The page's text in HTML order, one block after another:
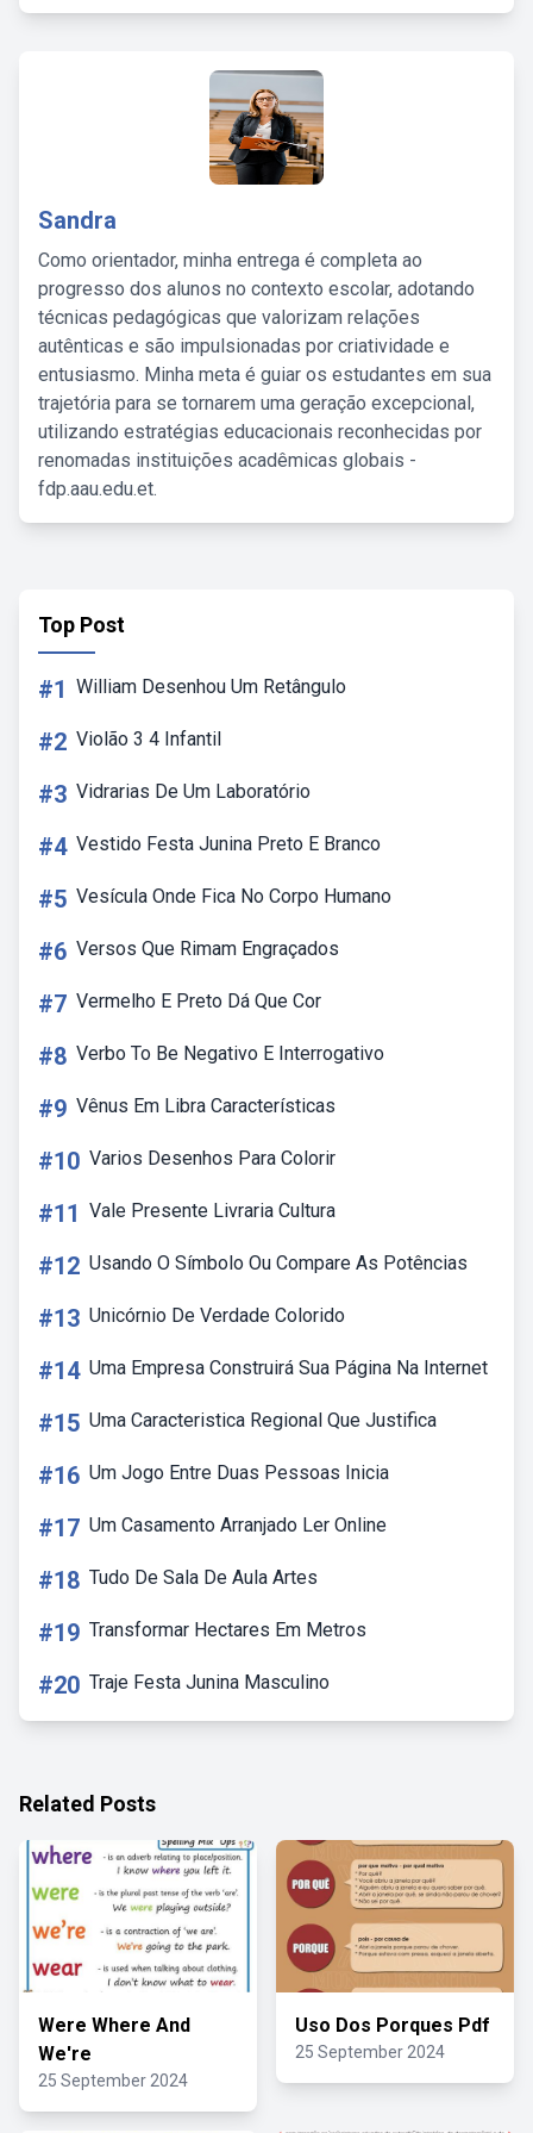
Sandra
Como orientador, minha entrega é completa ao
progresso dos alunos no contexto escolar, adotando
técnicas pedagógicas que valorizam relações
autênticas e são impulsionadas por criatividade e
entusiasmo. Minha meta é guiar os estudantes em sua
trajetória para se tornarem uma geração excepcional,
utilizando estratégias educacionais reconhecidas por
renomadas instituições acadêmicas globais -
fdp.aau.edu.et.
Top Post
#1 William Desenhou Um Retângulo
#2 Violão 3 4 Infantil
#3 Vidrarias De Um Laboratório
#4 Vestido Festa Junina Preto E Branco
#5 Vesícula Onde Fica No Corpo Humano
#6 Versos Que Rimam Engraçados
#7 Vermelho E Preto Dá Que Cor
#8 Verbo To Be Negativo E Interrogativo
#9 Vênus Em Libra Características
#10 Varios Desenhos Para Colorir
#11 Vale Presente Livraria Cultura
#12 Usando O Símbolo Ou Compare As Potências
#13 Unicórnio De Verdade Colorido
#14 Uma Empresa Construirá Sua Página Na Internet
#15 Uma Caracteristica Regional Que Justifica
#16 Um Jogo Entre Duas Pessoas Inicia
#17 Um Casamento Arranjado Ler Online
#18 Tudo De Sala De Aula Artes
#19 Transformar Hectares Em Metros
#20 Traje Festa Junina Masculino
Related Posts
Were Where And
We're
25 September 2024
Uso Dos Porques Pdf
25 September 2024